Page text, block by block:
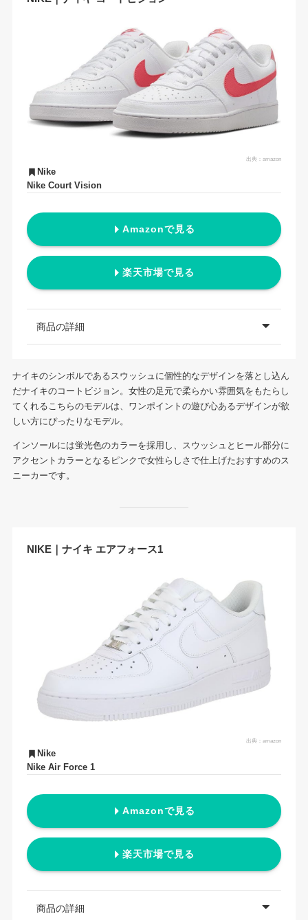
出典：amazon
Nike
Nike Court Vision
Amazonで見る
楽天市場で見る
商品の詳細
ナイキのシンボルであるスウッシュに個性的なデザインを落とし込ん
だナイキのコートビジョン。女性の足元で柔らかい雰囲気をもたらし
てくれるこちらのモデルは、ワンポイントの遊び心あるデザインが欲
しい方にぴったりなモデル。
インソールには蛍光色のカラーを採用し、スウッシュとヒール部分に
アクセントカラーとなるピンクで女性らしさで仕上げたおすすめのス
ニーカーです。
NIKE｜ナイキ エアフォース1
出典：amazon
Nike
Nike Air Force 1
Amazonで見る
楽天市場で見る
商品の詳細